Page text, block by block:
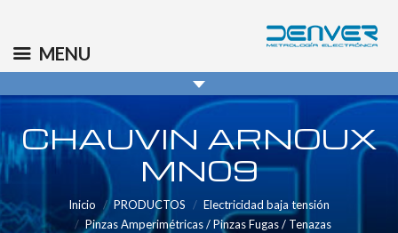
info@denver.es
CHAUVIN ARNOUX
MN09
Inicio PRODUCTOS
Electricidad baja tensión
Pinzas Amperimétricas / Pinzas Fugas / Tenazas
MENU